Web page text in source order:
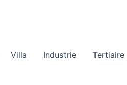
Villa Industrie Tertiaire